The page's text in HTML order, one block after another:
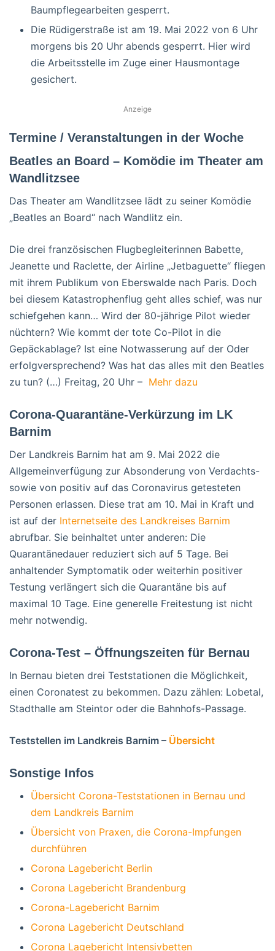
Baumpflegearbeiten gesperrt.
Die Rüdigerstraße ist am 19. Mai 2022 von 6 Uhr
morgens bis 20 Uhr abends gesperrt. Hier wird
die Arbeitsstelle im Zuge einer Hausmontage
gesichert.
Anzeige
Termine / Veranstaltungen in der Woche
Beatles an Board – Komödie im Theater am
Wandlitzsee
Das Theater am Wandlitzsee lädt zu seiner Komödie
„Beatles an Board“ nach Wandlitz ein.
Die drei französischen Flugbegleiterinnen Babette,
Jeanette und Raclette, der Airline „Jetbaguette“ fliegen
mit ihrem Publikum von Eberswalde nach Paris. Doch
bei diesem Katastrophenflug geht alles schief, was nur
schiefgehen kann… Wird der 80-jährige Pilot wieder
nüchtern? Wie kommt der tote Co-Pilot in die
Gepäckablage? Ist eine Notwasserung auf der Oder
erfolgversprechend? Was hat das alles mit den Beatles
zu tun? (…) Freitag, 20 Uhr – Mehr dazu
Corona-Quarantäne-Verkürzung im LK
Barnim
Der Landkreis Barnim hat am 9. Mai 2022 die
Allgemeinverfügung zur Absonderung von Verdachts-
sowie von positiv auf das Coronavirus getesteten
Personen erlassen. Diese trat am 10. Mai in Kraft und
ist auf der Internetseite des Landkreises Barnim
abrufbar. Sie beinhaltet unter anderen: Die
Quarantänedauer reduziert sich auf 5 Tage. Bei
anhaltender Symptomatik oder weiterhin positiver
Testung verlängert sich die Quarantäne bis auf
maximal 10 Tage. Eine generelle Freitestung ist nicht
mehr notwendig.
Corona-Test – Öffnungszeiten für Bernau
In Bernau bieten drei Teststationen die Möglichkeit,
einen Coronatest zu bekommen. Dazu zählen: Lobetal,
Stadthalle am Steintor oder die Bahnhofs-Passage.
Teststellen im Landkreis Barnim – Übersicht
Sonstige Infos
Übersicht Corona-Teststationen in Bernau und
dem Landkreis Barnim
Übersicht von Praxen, die Corona-Impfungen
durchführen
Corona Lagebericht Berlin
Corona Lagebericht Brandenburg
Corona-Lagebericht Barnim
Corona Lagebericht Deutschland
Corona Lagebericht Intensivbetten